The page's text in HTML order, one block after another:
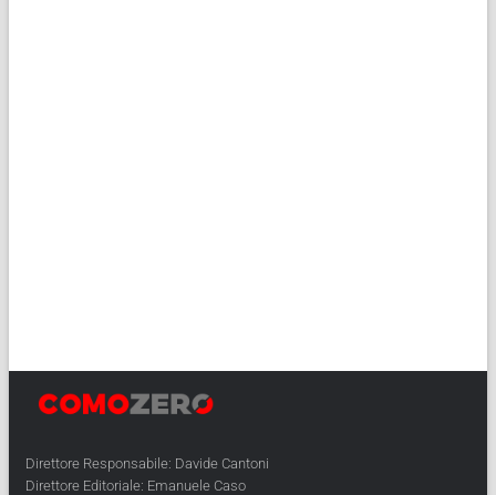
Direttore Responsabile: Davide Cantoni
Direttore Editoriale: Emanuele Caso